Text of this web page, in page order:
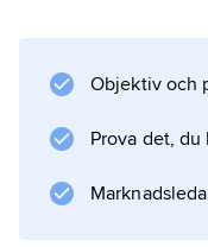
Objektiv och
Prova det,